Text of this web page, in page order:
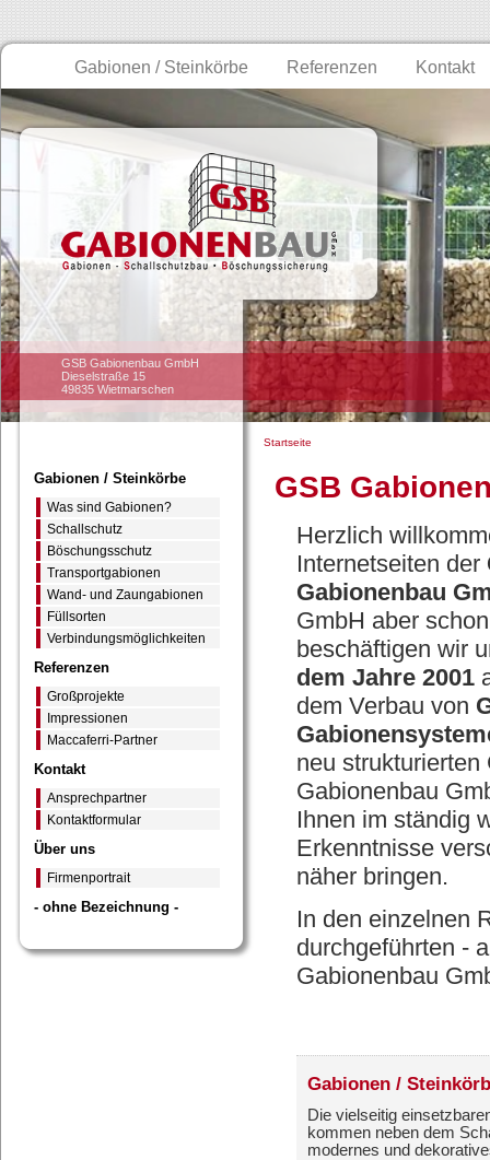
GSB Gabionenbau GmbH
Dieselstraße 15
49835 Wietmarschen
Gabionen / Steinkörbe Referenzen Kontakt
Startseite
Gabionen / Steinkörbe
Was sind Gabionen?
Schallschutz
Böschungsschutz
Transportgabionen
Wand- und Zaungabionen
Füllsorten
Verbindungsmöglichkeiten
Referenzen
Großprojekte
Impressionen
Maccaferri-Partner
Kontakt
Ansprechpartner
Kontaktformular
Über uns
Firmenportrait
- ohne Bezeichnung -
GSB
Herzlich
Internetseiten der
Gabionenbau
GmbH aber
beschäftigen wir
dem Jahre 2001
dem Verbau von
neu strukturierten
Gabionenbau
Ihnen im ständig
Erkenntnisse
näher bringen.
In den einzelnen
durchgeführten -
Gabionenbau
Gabionen /
Die vielseitig
kommen neben dem
modernes und